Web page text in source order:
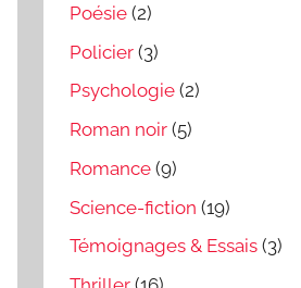
Poésie (2)
Policier (3)
Psychologie (2)
Roman noir (5)
Romance (9)
Science-fiction (19)
Témoignages & Essais (3)